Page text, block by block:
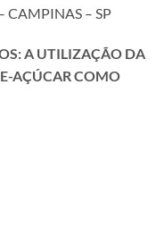
CAMPINAS – SP
A UTILIZAÇÃO DA
AÇÚCAR COMO